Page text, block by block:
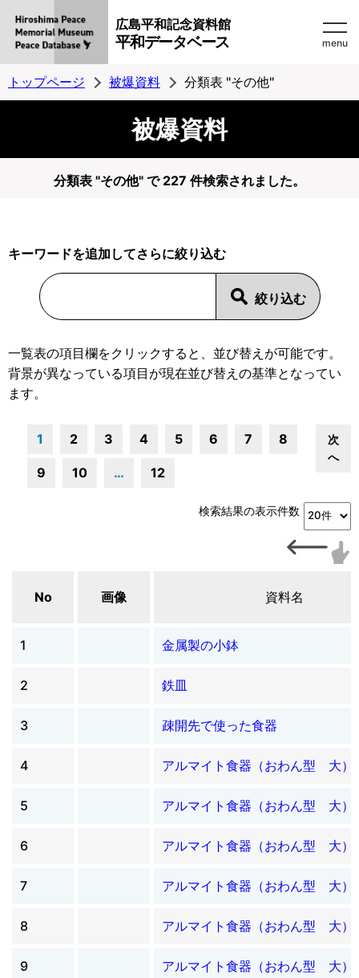
広島平和記念資料館
平和データベース menu
トップページ 被爆資料 分類表 "その他"
被爆資料
分類表 "その他" で 227 件検索されました。
キーワードを追加してさらに絞り込む
一覧表の項目欄をクリックすると、並び替えが可能です。
背景が異なっている項目が現在並び替えの基準となってい
ます。
1 2 3 4 5 6 7 8
9 10 … 12
次
へ
検索結果の表示件数
No 画像 資料名
1 金属製の小鉢
2 鉄皿
3 疎開先で使った食器
4 アルマイト食器（おわん型 大）
5 アルマイト食器（おわん型 大）
6 アルマイト食器（おわん型 大）
7 アルマイト食器（おわん型 大）
8 アルマイト食器（おわん型 大）
9 アルマイト食器（おわん型 大）